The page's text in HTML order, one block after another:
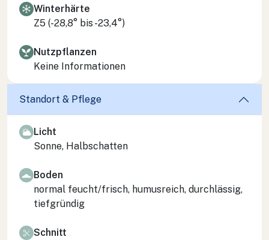
Winterhärte
Z5 (-28,8° bis -23,4°)
Nutzpflanzen
Keine Informationen
Standort & Pflege
Licht
Sonne, Halbschatten
Boden
normal feucht/frisch, humusreich, durchlässig,
tiefgründig
Schnitt